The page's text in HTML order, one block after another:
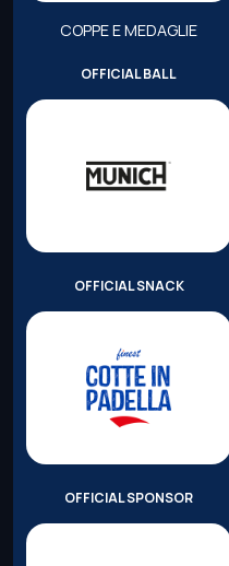
COPPE E MEDAGLIE
OFFICIAL BALL
OFFICIAL SNACK
OFFICIAL SPONSOR